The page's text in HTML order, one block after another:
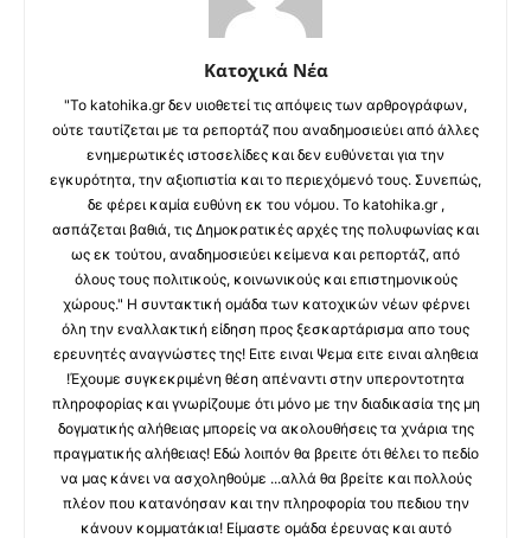
Κατοχικά Νέα
"Το katohika.gr δεν υιοθετεί τις απόψεις των αρθρογράφων,
ούτε ταυτίζεται με τα ρεπορτάζ που αναδημοσιεύει από άλλες
ενημερωτικές ιστοσελίδες και δεν ευθύνεται για την
εγκυρότητα, την αξιοπιστία και το περιεχόμενό τους. Συνεπώς,
δε φέρει καμία ευθύνη εκ του νόμου. Το katohika.gr ,
ασπάζεται βαθιά, τις Δημοκρατικές αρχές της πολυφωνίας και
ως εκ τούτου, αναδημοσιεύει κείμενα και ρεπορτάζ, από
όλους τους πολιτικούς, κοινωνικούς και επιστημονικούς
χώρους." Η συντακτική ομάδα των κατοχικών νέων φέρνει
όλη την εναλλακτική είδηση προς ξεσκαρτάρισμα απο τους
ερευνητές αναγνώστες της! Ειτε ειναι Ψεμα ειτε ειναι αληθεια
!Έχουμε συγκεκριμένη θέση απέναντι στην υπεροντοτητα
πληροφορίας και γνωρίζουμε ότι μόνο με την διαδικασία της μη
δογματικής αλήθειας μπορείς να ακολουθήσεις τα χνάρια της
πραγματικής αλήθειας! Εδώ λοιπόν θα βρειτε ότι θέλει το πεδίο
να μας κάνει να ασχοληθούμε ...αλλά θα βρείτε και πολλούς
πλέον που κατανόησαν και την πληροφορία του πεδιου την
κάνουν κομματάκια! Είμαστε ομάδα έρευνας και αυτό